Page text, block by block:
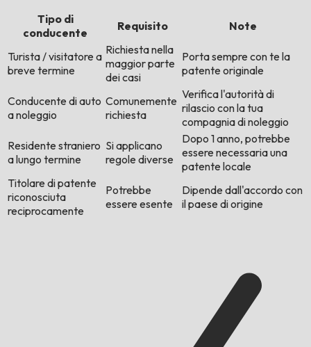
Tipo di
conducente
Requisito Note
Turista / visitatore a
breve termine
Richiesta nella
maggior parte
dei casi
Porta sempre con te la
patente originale
Conducente di auto
a noleggio
Comunemente
richiesta
Verifica l'autorità di
rilascio con la tua
compagnia di noleggio
Residente straniero
a lungo termine
Si applicano
regole diverse
Dopo 1 anno, potrebbe
essere necessaria una
patente locale
Titolare di patente
riconosciuta
reciprocamente
Potrebbe
essere esente
Dipende dall'accordo con
il paese di origine